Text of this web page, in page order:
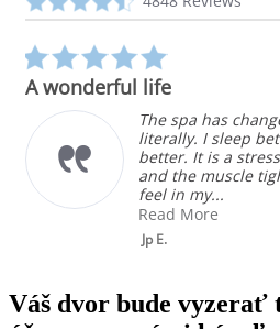
carousel
star
rating
A wonderful life
The spa has
literally. I sleep
better. It is a
and the muscle
feel in my...
Read More
Jp E.
Váš dvor bude vyzerať